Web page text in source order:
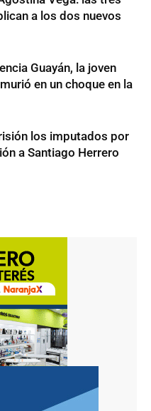
a los dos nuevos
Guayán, la joven
en un choque en la
los imputados por
a Santiago Herrero